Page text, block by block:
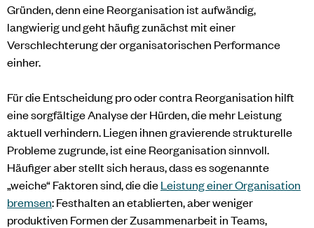
Gründen, denn eine Reorganisation ist aufwändig,
langwierig und geht häufig zunächst mit einer
Verschlechterung der organisatorischen Performance
einher.
Für die Entscheidung pro oder contra Reorganisation hilft
eine sorgfältige Analyse der Hürden, die mehr Leistung
aktuell verhindern. Liegen ihnen gravierende strukturelle
Probleme zugrunde, ist eine Reorganisation sinnvoll.
Häufiger aber stellt sich heraus, dass es sogenannte
„weiche“ Faktoren sind, die dieLeistung einer Organisation
bremsen: Festhalten an etablierten, aber weniger
produktiven Formen der Zusammenarbeit in Teams,